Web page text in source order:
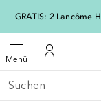
GRATIS: 2 Lancôme
MenüMenü öffnen
Zu
Gehe zurück
Suche ausführen